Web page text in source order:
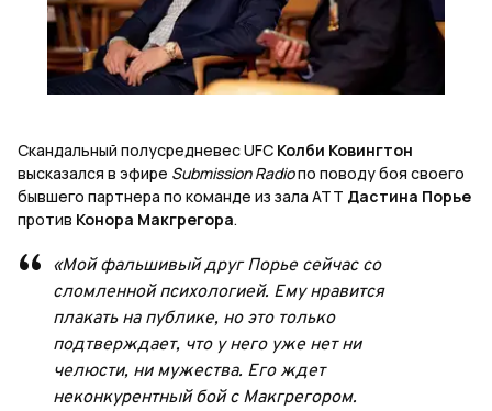
Скандальный полусредневес UFC Колби Ковингтон
высказался в эфире Submission Radioпо поводу боя своего
бывшего партнера по команде из зала ATT Дастина Порье
против Конора Макгрегора.
«Мой фальшивый друг Порье сейчас со
сломленной психологией. Ему нравится
плакать на публике, но это только
подтверждает, что у него уже нет ни
челюсти, ни мужества. Его ждет
неконкурентный бой с Макгрегором.